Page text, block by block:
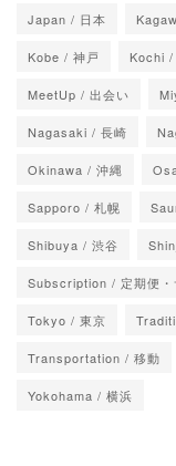
Japan / 日本
Kobe / 神戸 Kochi /
MeetUp / 出会い
Nagasaki / 長崎
Okinawa / 沖縄
Sapporo / 札幌
Shibuya / 渋谷
Subscription / 定期便・
Tokyo / 東京
Transportation / 移動
Yokohama / 横浜